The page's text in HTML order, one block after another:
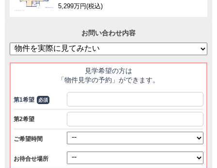
5,299万円(税込)
お問い合わせ内容
見学希望の方は
「物件見学の予約」ができます。
第1希望 必須
第2希望
ご希望時間
お待合せ場所